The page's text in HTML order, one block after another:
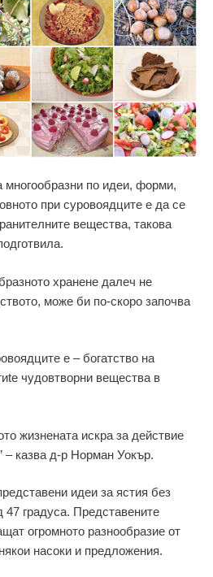
многообразни по идеи, форми,
при суровоядците е да се
вещества, такова
хранене далеч не
може би по-скоро започва
е – богатство на
чудовтворни вещества в
жизнената искра за действие
– казва д-р Норман Уокър.
идеи за ястия без
47 градуса. Представените
огромното разнообразие от
насоки и предложения.